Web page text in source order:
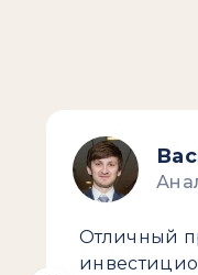
Отличный